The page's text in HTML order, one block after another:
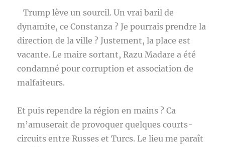
Trump lève un sourcil. Un vrai baril de
dynamite, ce Constanza ? Je pourrais prendre la
direction de la ville ? Justement, la place est
vacante. Le maire sortant, Razu Madare a été
condamné pour corruption et association de
malfaiteurs.
Et puis rependre la région en mains ? Ca
m’amuserait de provoquer quelques courts-
circuits entre Russes et Turcs. Le lieu me paraît